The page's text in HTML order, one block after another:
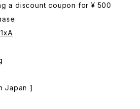
a discount coupon for ¥ 500
Japan ]